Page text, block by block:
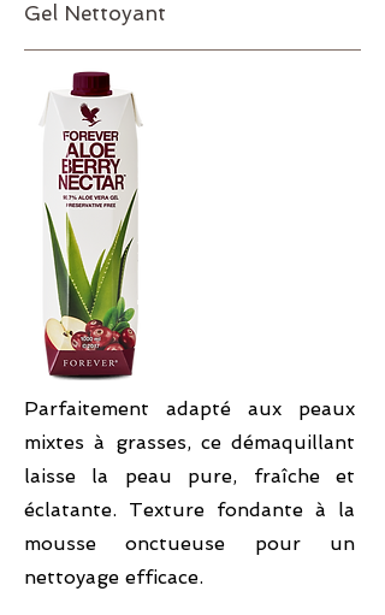
Gel Nettoyant
Parfaitement adapté aux peaux
mixtes à grasses, ce démaquillant
laisse la peau pure, fraîche et
éclatante. Texture fondante à la
mousse onctueuse pour un
nettoyage efficace.